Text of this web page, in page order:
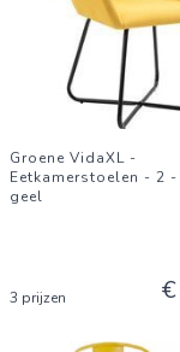
Groene VidaXL -
Eetkamerstoelen - 2
geel
3 prijzen